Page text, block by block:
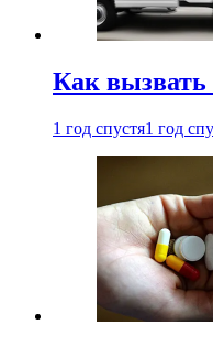
Как вызвать
1 год спустя1 год